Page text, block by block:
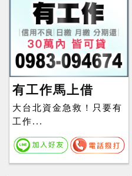
有工作馬上借
大台北資金急救！只要有
工作...